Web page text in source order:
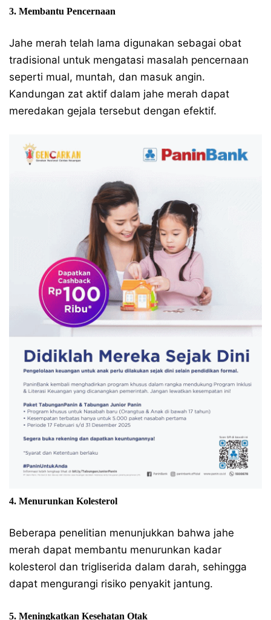
3. Membantu Pencernaan
Jahe merah telah lama digunakan sebagai obat
tradisional untuk mengatasi masalah pencernaan
seperti mual, muntah, dan masuk angin.
Kandungan zat aktif dalam jahe merah dapat
meredakan gejala tersebut dengan efektif.
4. Menurunkan Kolesterol
Beberapa penelitian menunjukkan bahwa jahe
merah dapat membantu menurunkan kadar
kolesterol dan trigliserida dalam darah, sehingga
dapat mengurangi risiko penyakit jantung.
5. Meningkatkan Kesehatan Otak